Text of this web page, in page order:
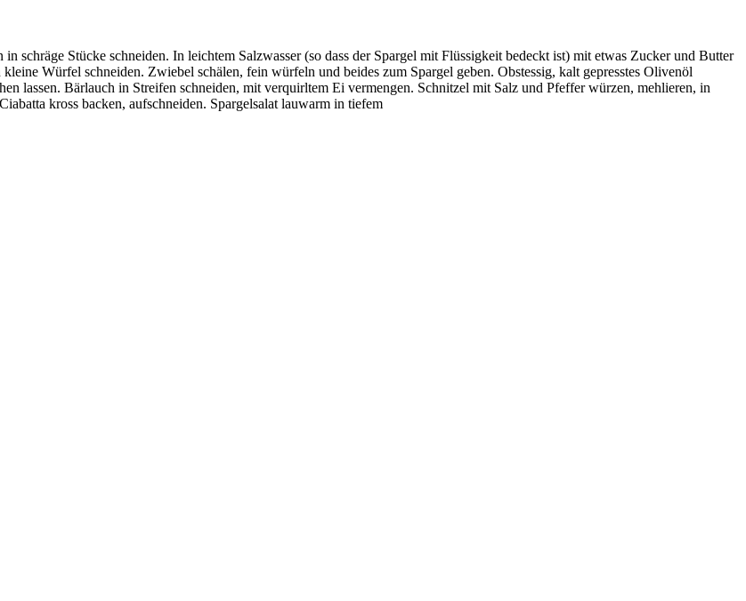
schräge Stücke schneiden. In leichtem Salzwasser (so dass der Spargel mit Flüssigkeit bedeckt ist) mit etwas Zucker und Butter
Würfel schneiden. Zwiebel schälen, fein würfeln und beides zum Spargel geben. Obstessig, kalt gepresstes Olivenöl
lassen. Bärlauch in Streifen schneiden, mit verquirltem Ei vermengen. Schnitzel mit Salz und Pfeffer würzen, mehlieren, in
kross backen, aufschneiden. Spargelsalat lauwarm in tiefem